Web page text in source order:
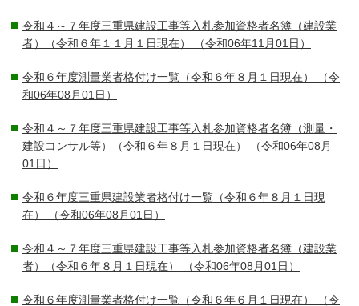
令和４～７年度三重県建設工事等入札参加資格者名簿（建設業
者）（令和６年１１月１日現在）
（令和06年11月01日）
令和６年度測量業者格付け一覧（令和６年８月１日現在）
（令
和06年08月01日）
令和４～７年度三重県建設工事等入札参加資格者名簿（測量・
建設コンサル等）（令和６年８月１日現在）
（令和06年08月
01日）
令和６年度三重県建設業者格付け一覧（令和６年８月１日現
在）
（令和06年08月01日）
令和４～７年度三重県建設工事等入札参加資格者名簿（建設業
者）（令和６年８月１日現在）
（令和06年08月01日）
令和６年度測量業者格付け一覧（令和６年６月１日現在） （令